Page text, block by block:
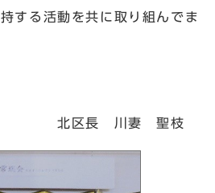
する活動を共に取り組んでま
川妻 聖枝